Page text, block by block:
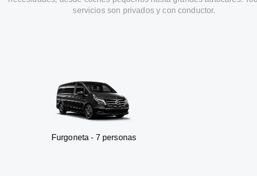
servicios son privados y con conductor.
Furgoneta - 7 personas SUV -